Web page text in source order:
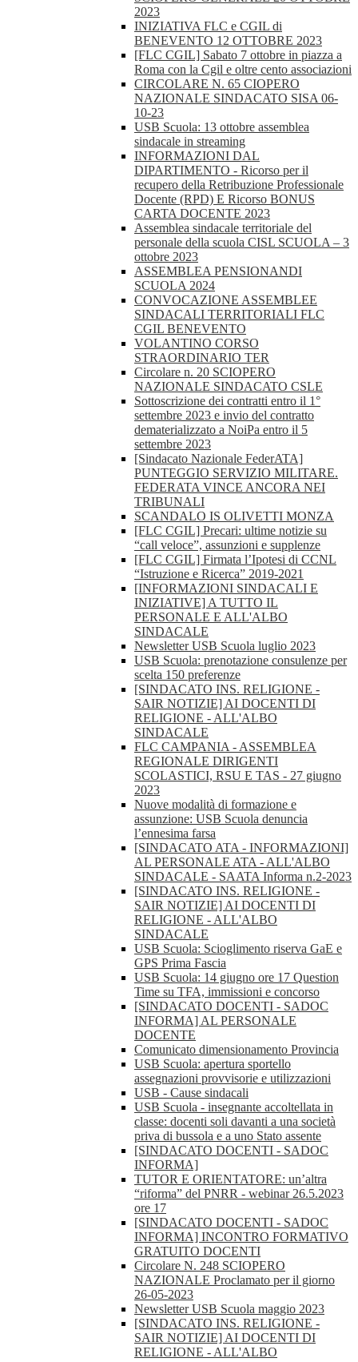
2023
INIZIATIVA FLC e CGIL di
BENEVENTO 12 OTTOBRE 2023
[FLC CGIL] Sabato 7 ottobre in piazza a
Roma con la Cgil e oltre cento associazioni
CIRCOLARE N. 65 CIOPERO
NAZIONALE SINDACATO SISA 06-
10-23
USB Scuola: 13 ottobre assemblea
sindacale in streaming
INFORMAZIONI DAL
DIPARTIMENTO - Ricorso per il
recupero della Retribuzione Professionale
Docente (RPD) E Ricorso BONUS
CARTA DOCENTE 2023
Assemblea sindacale territoriale del
personale della scuola CISL SCUOLA – 3
ottobre 2023
ASSEMBLEA PENSIONANDI
SCUOLA 2024
CONVOCAZIONE ASSEMBLEE
SINDACALI TERRITORIALI FLC
CGIL BENEVENTO
VOLANTINO CORSO
STRAORDINARIO TER
Circolare n. 20 SCIOPERO
NAZIONALE SINDACATO CSLE
Sottoscrizione dei contratti entro il 1°
settembre 2023 e invio del contratto
dematerializzato a NoiPa entro il 5
settembre 2023
[Sindacato Nazionale FederATA]
PUNTEGGIO SERVIZIO MILITARE.
FEDERATA VINCE ANCORA NEI
TRIBUNALI
SCANDALO IS OLIVETTI MONZA
[FLC CGIL] Precari: ultime notizie su
“call veloce”, assunzioni e supplenze
[FLC CGIL] Firmata l’Ipotesi di CCNL
“Istruzione e Ricerca” 2019-2021
[INFORMAZIONI SINDACALI E
INIZIATIVE] A TUTTO IL
PERSONALE E ALL'ALBO
SINDACALE
Newsletter USB Scuola luglio 2023
USB Scuola: prenotazione consulenze per
scelta 150 preferenze
[SINDACATO INS. RELIGIONE -
SAIR NOTIZIE] AI DOCENTI DI
RELIGIONE - ALL'ALBO
SINDACALE
FLC CAMPANIA - ASSEMBLEA
REGIONALE DIRIGENTI
SCOLASTICI, RSU E TAS - 27 giugno
2023
Nuove modalità di formazione e
assunzione: USB Scuola denuncia
l’ennesima farsa
[SINDACATO ATA - INFORMAZIONI]
AL PERSONALE ATA - ALL'ALBO
SINDACALE - SAATA Informa n.2-2023
[SINDACATO INS. RELIGIONE -
SAIR NOTIZIE] AI DOCENTI DI
RELIGIONE - ALL'ALBO
SINDACALE
USB Scuola: Scioglimento riserva GaE e
GPS Prima Fascia
USB Scuola: 14 giugno ore 17 Question
Time su TFA, immissioni e concorso
[SINDACATO DOCENTI - SADOC
INFORMA] AL PERSONALE
DOCENTE
Comunicato dimensionamento Provincia
USB Scuola: apertura sportello
assegnazioni provvisorie e utilizzazioni
USB - Cause sindacali
USB Scuola - insegnante accoltellata in
classe: docenti soli davanti a una società
priva di bussola e a uno Stato assente
[SINDACATO DOCENTI - SADOC
INFORMA]
TUTOR E ORIENTATORE: un’altra
“riforma” del PNRR - webinar 26.5.2023
ore 17
[SINDACATO DOCENTI - SADOC
INFORMA] INCONTRO FORMATIVO
GRATUITO DOCENTI
Circolare N. 248 SCIOPERO
NAZIONALE Proclamato per il giorno
26-05-2023
Newsletter USB Scuola maggio 2023
[SINDACATO INS. RELIGIONE -
SAIR NOTIZIE] AI DOCENTI DI
RELIGIONE - ALL'ALBO